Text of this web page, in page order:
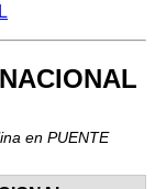
en PUENTE